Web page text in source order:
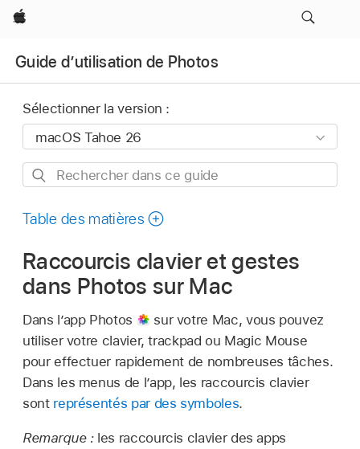
Apple
Guide d’utilisation de Photos
Sélectionner la version :
Rechercher
ce
Table des matières
Raccourcis clavier et gestes
dans Photos sur Mac
Dans l’app Photos
sur votre Mac, vous pouvez
utiliser votre clavier, trackpad ou Magic Mouse
pour effectuer rapidement de nombreuses tâches.
Dans les menus de l’app, les raccourcis clavier
sont représentés par des symboles.
Remarque : les raccourcis clavier des apps